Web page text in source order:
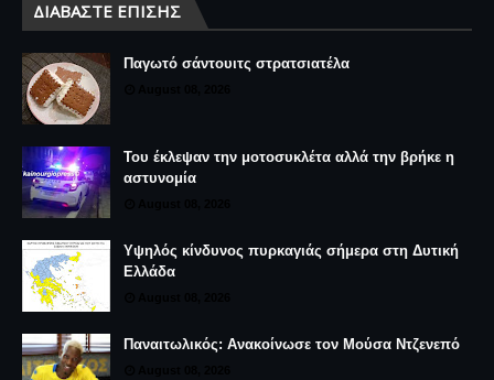
ΔΙΑΒΆΣΤΕ ΕΠΊΣΗΣ
Παγωτό σάντουιτς στρατσιατέλα
Του έκλεψαν την μοτοσυκλέτα αλλά την βρήκε η
αστυνομία
Υψηλός κίνδυνος πυρκαγιάς σήμερα στη Δυτική
Ελλάδα
Παναιτωλικός: Ανακοίνωσε τον Μούσα Ντζενεπό